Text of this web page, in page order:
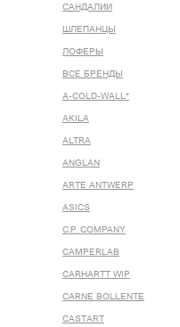
САНДАЛИИ
ШЛЕПАНЦЫ
ЛОФЕРЫ
ВСЕ БРЕНДЫ
A-COLD-WALL*
AKILA
ALTRA
ANGLAN
ARTE ANTWERP
ASICS
C.P. COMPANY
CAMPERLAB
CARHARTT WIP
CARNE BOLLENTE
CASTART